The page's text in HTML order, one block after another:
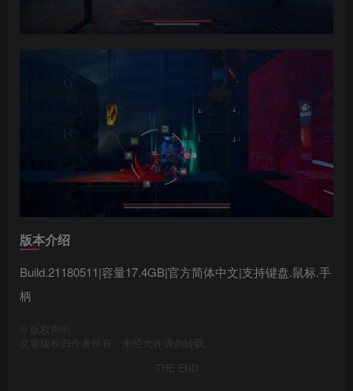
版本介绍
Build.21180511|容量17.4GB|官方简体中文|支持键盘.鼠标.手
柄
版权声明
文章版权归作者所有，未经允许请勿转载。
THE END